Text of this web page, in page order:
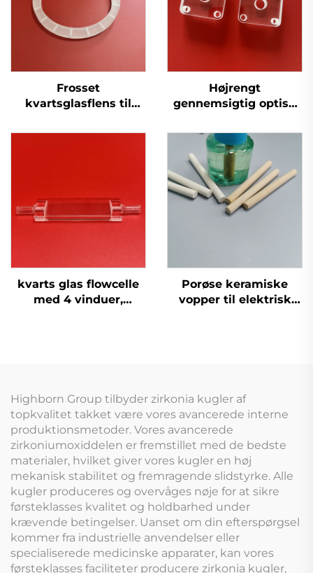
Frosset
kvartsglasflens til
forbinde komponenter
Højrengt
gennemsigtig optisk
kvartsglasplader
kvarts glas flowcelle
med 4 vinduer,
Porøse keramiske
vopper til elektrisk
Highborn Group tilbyder zirkonia kugler af
topkvalitet takket være vores avancerede interne
produktionsmetoder. Vores avancerede
zirkoniumoxiddelen er fremstillet med de bedste
materialer, hvilket giver vores kugler en høj
mekanisk stabilitet og fremragende slidstyrke. Alle
kugler produceres og overvåges nøje for at sikre
førsteklasses kvalitet og holdbarhed under
krævende betingelser. Uanset om din efterspørgsel
kommer fra industrielle anvendelser eller
specialiserede medicinske apparater, kan vores
førsteklasses faciliteter producere zirkonia kugler,